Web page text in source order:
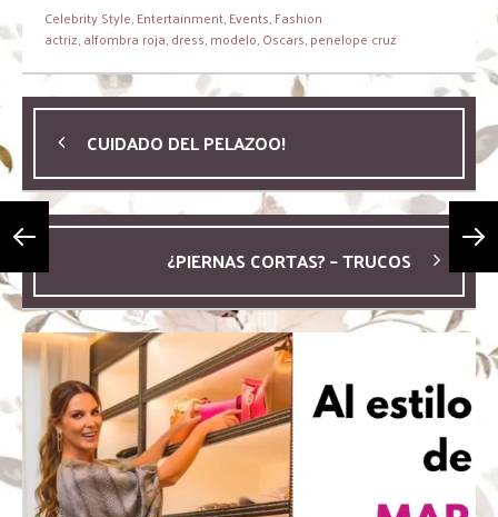
Celebrity Style,Entertainment,Events,Fashion
actriz,alfombra roja,dress,modelo,Oscars,penelope cruz
CUIDADO DEL PELAZOO!
¿PIERNAS CORTAS? – TRUCOS